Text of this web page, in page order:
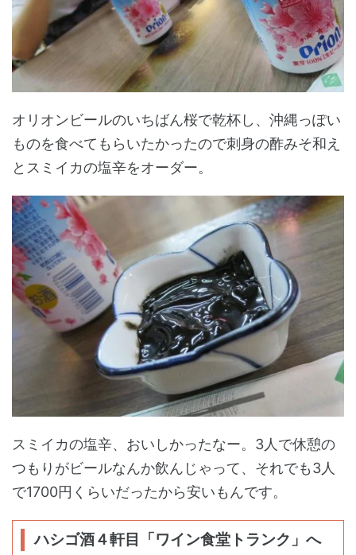
オリオンビールのいちばん桜で乾杯し、沖縄っぽい
ものを食べてもらいたかったので刺身の酢みそ和え
とスミイカの塩辛をオーダー。
スミイカの塩辛、おいしかったなー。3人で休憩の
つもりがビールなんか飲んじゃって、それでも3人
で1700円くらいだったから安いもんです。
ハシゴ酒４軒目「ワイン食堂トランク」へ